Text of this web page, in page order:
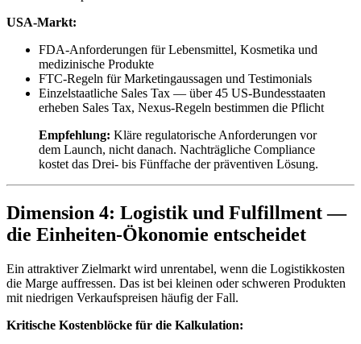
USA-Markt:
FDA-Anforderungen für Lebensmittel, Kosmetika und
medizinische Produkte
FTC-Regeln für Marketingaussagen und Testimonials
Einzelstaatliche Sales Tax — über 45 US-Bundesstaaten
erheben Sales Tax, Nexus-Regeln bestimmen die Pflicht
Empfehlung: Kläre regulatorische Anforderungen vor
dem Launch, nicht danach. Nachträgliche Compliance
kostet das Drei- bis Fünffache der präventiven Lösung.
Dimension 4: Logistik und Fulfillment —
die Einheiten-Ökonomie entscheidet
Ein attraktiver Zielmarkt wird unrentabel, wenn die Logistikkosten
die Marge auffressen. Das ist bei kleinen oder schweren Produkten
mit niedrigen Verkaufspreisen häufig der Fall.
Kritische Kostenblöcke für die Kalkulation: